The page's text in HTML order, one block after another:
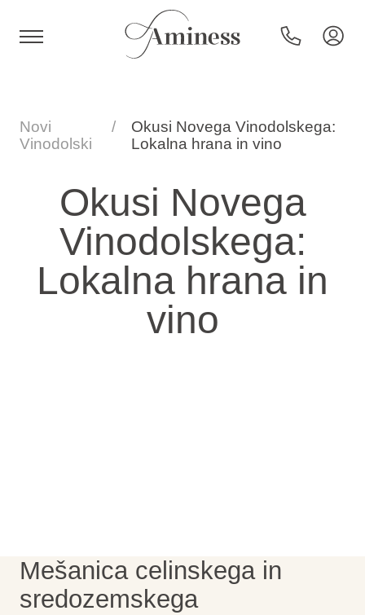
Hoteli in resorti
Kampi
Posebne ponudbe
Novi
Vinodolski
Okusi Novega Vinodolskega:
Lokalna hrana in vino
Okusi Novega
Vinodolskega:
Lokalna hrana in
vino
Mešanica celinskega in
sredozemskega